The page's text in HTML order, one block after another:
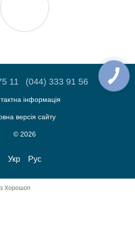
11 (044) 333 91 56
інформація
версія сайту
© 2026
Укр Рус
з Хорошоп